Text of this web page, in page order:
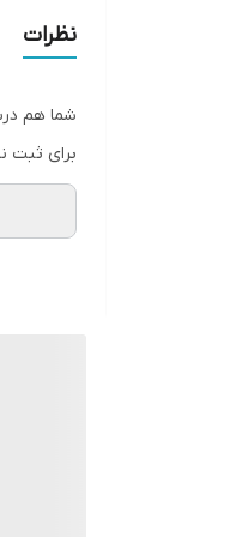
نظرات
شما هم
برای ثبت